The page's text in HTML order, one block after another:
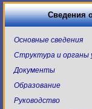
Сведения
Основные сведения
Структура и органы
Документы
Образование
Руководство